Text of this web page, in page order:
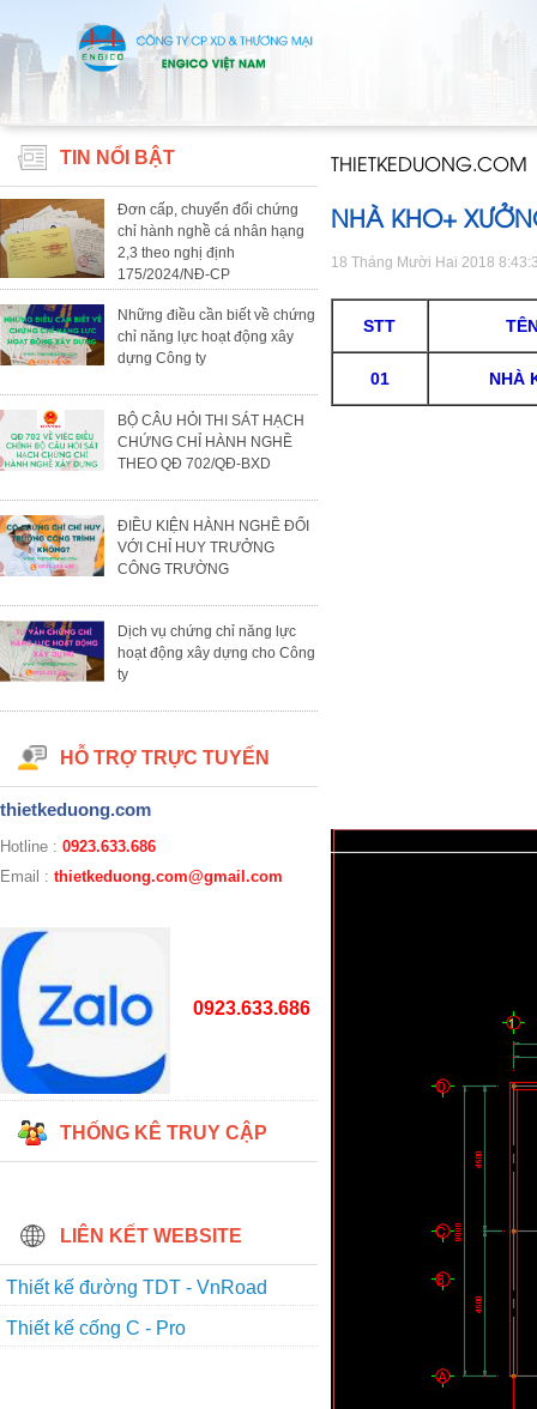
TIN NỔI BẬT
Đơn cấp, chuyển đổi chứng
chỉ hành nghề cá nhân hạng
2,3 theo nghị định
175/2024/NĐ-CP
Những điều cần biết về chứng
chỉ năng lực hoạt động xây
dựng Công ty
BỘ CÂU HỎI THI SÁT HẠCH
CHỨNG CHỈ HÀNH NGHỀ
THEO QĐ 702/QĐ-BXD
ĐIỀU KIỆN HÀNH NGHỀ ĐỐI
VỚI CHỈ HUY TRƯỞNG
CÔNG TRƯỜNG
Dịch vụ chứng chỉ năng lực
hoạt động xây dựng cho Công
ty
HỖ TRỢ TRỰC TUYẾN
thietkeduong.com
Hotline : 0923.633.686
Email : thietkeduong.com@gmail.com
0923.633.686
THỐNG KÊ TRUY CẬP
LIÊN KẾT WEBSITE
Thiết kế đường TDT - VnRoad
Thiết kế cống C - Pro
THIETKEDUONG.COM
NHÀ KHO+
18 Tháng Mười Hai 2018
STT
01 NHÀ